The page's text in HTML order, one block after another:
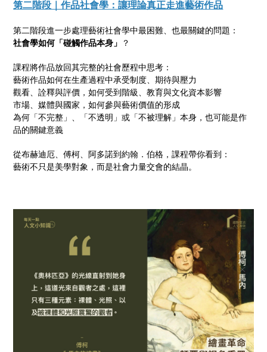
第二階段｜作品社會學：讓理論真正走進藝術作品
第二階段進一步處理藝術社會學中最困難、也最關鍵的問題：
社會學如何「碰觸作品本身」 ？
課程將作品放回其完整的社會歷程中思考：
藝術作品如何在生產過程中承受制度、期待與壓力
觀看、詮釋與評價，如何受到階級、教育與文化資本影響
市場、媒體與國家，如何參與藝術價值的形成
為何「不完整」、「不透明」或「不被理解」本身，也可能是作
品的關鍵意義
從布赫迪厄、傅柯、阿多諾到約翰．伯格，課程帶你看到：
藝術不只是美學對象，而是社會力量交會的結晶。